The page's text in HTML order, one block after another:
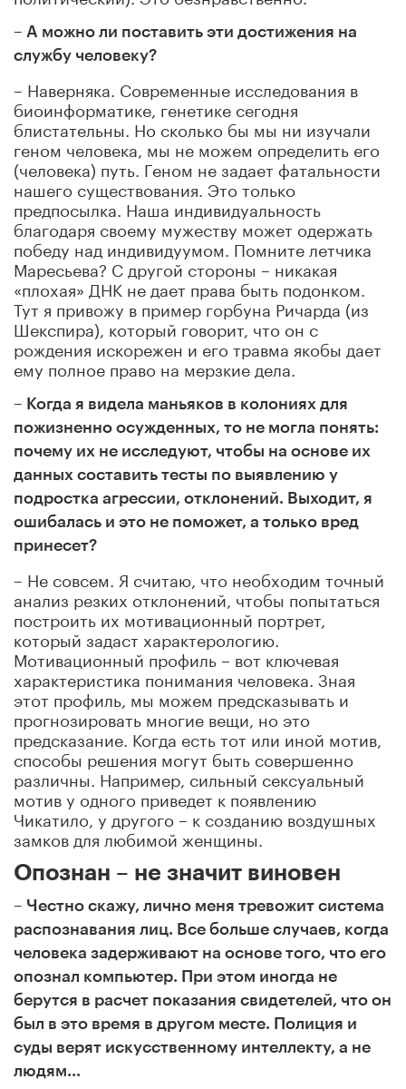
– А можно ли поставить эти достижения на
службу человеку?
– Наверняка. Современные исследования в
биоинформатике, генетике сегодня
блистательны. Но сколько бы мы ни изучали
геном человека, мы не можем определить его
(человека) путь. Геном не задает фатальности
нашего существования. Это только
предпосылка. Наша индивидуальность
благодаря своему мужеству может одержать
победу над индивидуумом. Помните летчика
Маресьева? С другой стороны – никакая
«плохая» ДНК не дает права быть подонком.
Тут я привожу в пример горбуна Ричарда (из
Шекспира), который говорит, что он с
рождения искорежен и его травма якобы дает
ему полное право на мерзкие дела.
– Когда я видела маньяков в колониях для
пожизненно осужденных, то не могла понять:
почему их не исследуют, чтобы на основе их
данных составить тесты по выявлению у
подростка агрессии, отклонений. Выходит, я
ошибалась и это не поможет, а только вред
принесет?
– Не совсем. Я считаю, что необходим точный
анализ резких отклонений, чтобы попытаться
построить их мотивационный портрет,
который задаст характерологию.
Мотивационный профиль – вот ключевая
характеристика понимания человека. Зная
этот профиль, мы можем предсказывать и
прогнозировать многие вещи, но это
предсказание. Когда есть тот или иной мотив,
способы решения могут быть совершенно
различны. Например, сильный сексуальный
мотив у одного приведет к появлению
Чикатило, у другого – к созданию воздушных
замков для любимой женщины.
Опознан – не значит виновен
– Честно скажу, лично меня тревожит система
распознавания лиц. Все больше случаев, когда
человека задерживают на основе того, что его
опознал компьютер. При этом иногда не
берутся в расчет показания свидетелей, что он
был в это время в другом месте. Полиция и
суды верят искусственному интеллекту, а не
людям...